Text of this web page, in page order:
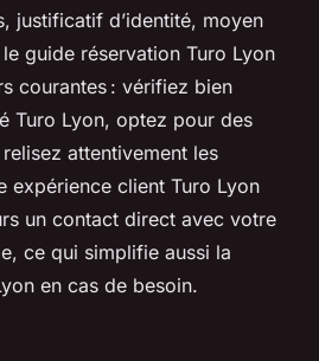
justificatif d’identité, moyen
guide réservation Turo Lyon
courantes : vérifiez bien
Turo Lyon, optez pour des
attentivement les
expérience client Turo Lyon
un contact direct avec votre
ce qui simplifie aussi la
en cas de besoin.